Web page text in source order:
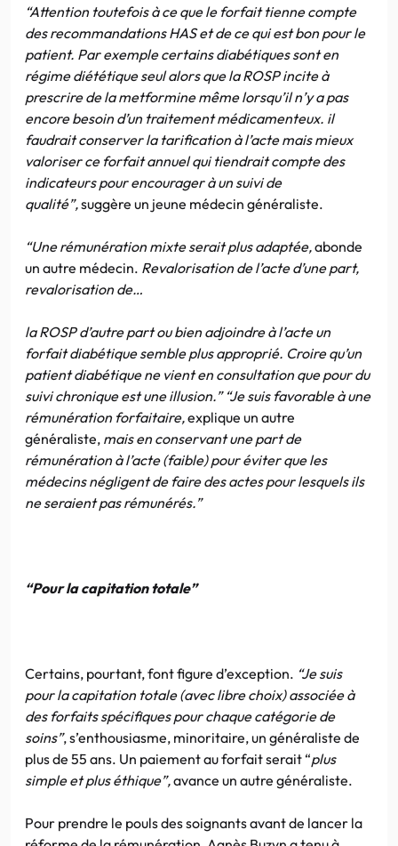
“Attention toutefois à ce que le forfait tienne compte
des recommandations HAS et de ce qui est bon pour le
patient. Par exemple certains diabétiques sont en
régime diététique seul alors que la ROSP incite à
prescrire de la metformine même lorsqu’il n’y a pas
encore besoin d’un traitement médicamenteux. il
faudrait conserver la tarification à l’acte mais mieux
valoriser ce forfait annuel qui tiendrait compte des
indicateurs pour encourager à un suivi de
qualité”,suggère un jeune médecin généraliste.
“Une rémunération mixte serait plus adaptée,abonde
un autre médecin. Revalorisation de l’acte d’une part,
revalorisation de…
la ROSP d’autre part ou bien adjoindre à l’acte un
forfait diabétique semble plus approprié. Croire qu’un
patient diabétique ne vient en consultation que pour du
suivi chronique est une illusion.” “Je suis favorable à une
rémunération forfaitaire,explique un autre
généraliste, mais en conservant une part de
rémunération à l’acte (faible) pour éviter que les
médecins négligent de faire des actes pour lesquels ils
ne seraient pas rémunérés.”
“Pour la capitation totale”
Certains, pourtant, font figure d’exception. “Je suis
pour la capitation totale (avec libre choix) associée à
des forfaits spécifiques pour chaque catégorie de
soins”, s’enthousiasme, minoritaire, un généraliste de
plus de 55 ans. Un paiement au forfait serait “plus
simple et plus éthique”,avance un autre généraliste.
Pour prendre le pouls des soignants avant de lancer la